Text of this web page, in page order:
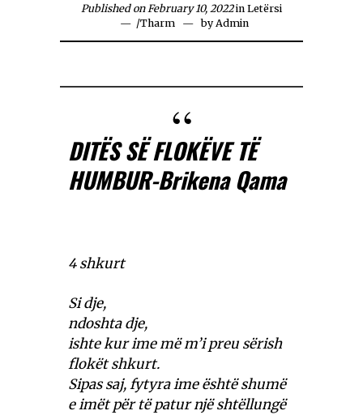
Published on February 10, 2022 in Letërsi
/Tharm byAdmin
DITËS SË FLOKËVE TË
HUMBUR-Brikena Qama
4 shkurt
Si dje,
ndoshta dje,
ishte kur ime më m’i preu sërish
flokët shkurt.
Sipas saj, fytyra ime është shumë
e imët për të patur një shtëllungë